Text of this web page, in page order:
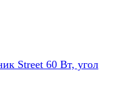
Street 60 Вт, угол